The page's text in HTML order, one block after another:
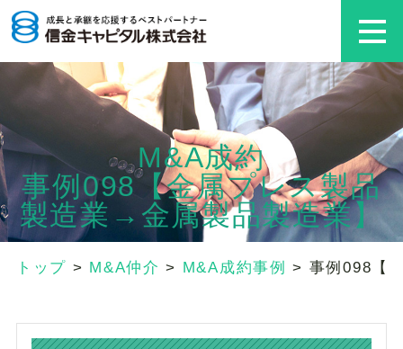
M&A成約
事例098【金属プレス製品
製造業→金属製品製造業】
トップ > M&A仲介 > M&A成約事例 > 事例098【